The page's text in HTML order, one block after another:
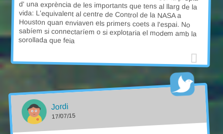
sorollada que feia
Jordi
17/07/15